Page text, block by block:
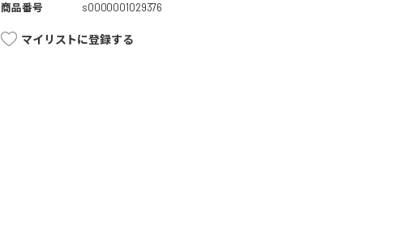
商品番号
s0000001029376
マイリストに登録する